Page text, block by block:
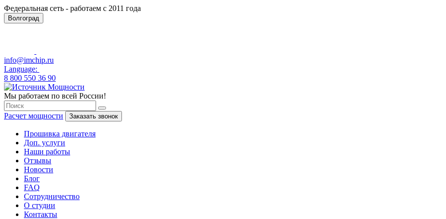
Федеральная сеть - работаем с 2011 года
Волгоград
info@imchip.ru
Language:
8 800 550 36 90
Мы работаем по всей России!
Расчет мощности Заказать звонок
Прошивка двигателя
Доп. услуги
Наши работы
Отзывы
Новости
Блог
FAQ
Сотрудничество
О студии
Контакты